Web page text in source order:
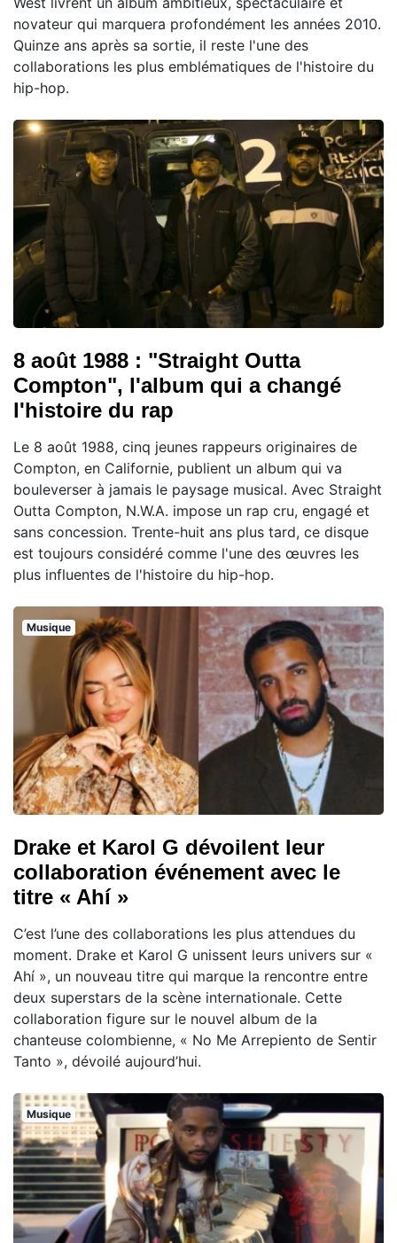
novateur qui marquera profondément les années 2010.
Quinze ans après sa sortie, il reste l'une des
collaborations les plus emblématiques de l'histoire du
hip-hop.
8 août 1988 : "Straight Outta
Compton", l'album qui a changé
l'histoire du rap
Le 8 août 1988, cinq jeunes rappeurs originaires de
Compton, en Californie, publient un album qui va
bouleverser à jamais le paysage musical. Avec Straight
Outta Compton, N.W.A. impose un rap cru, engagé et
sans concession. Trente-huit ans plus tard, ce disque
est toujours considéré comme l'une des œuvres les
plus influentes de l'histoire du hip-hop.
Musique
Drake et Karol G dévoilent leur
collaboration événement avec le
titre « Ahí »
C’est l’une des collaborations les plus attendues du
moment. Drake et Karol G unissent leurs univers sur «
Ahí », un nouveau titre qui marque la rencontre entre
deux superstars de la scène internationale. Cette
collaboration figure sur le nouvel album de la
chanteuse colombienne, « No Me Arrepiento de Sentir
Tanto », dévoilé aujourd’hui.
Musique